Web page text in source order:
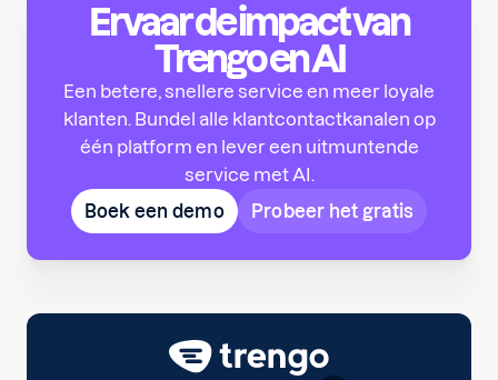
Ervaar de impact van
Trengo en AI
Een betere, snellere service en meer loyale
klanten. Bundel alle klantcontactkanalen op
één platform en lever een uitmuntende
service met AI.
Boek een demo
Probeer het gratis